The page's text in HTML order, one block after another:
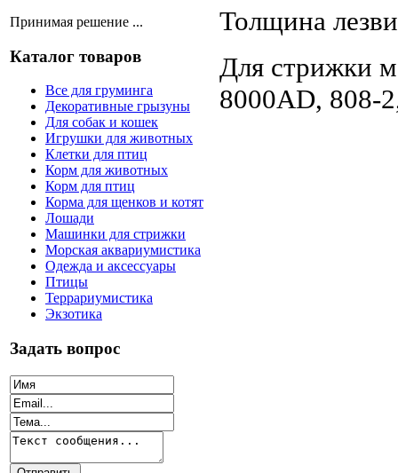
Принимая решение ...
Каталог товаров
Все для груминга
Декоративные грызуны
Для собак и кошек
Игрушки для животных
Клетки для птиц
Корм для животных
Корм для птиц
Корма для щенков и котят
Лошади
Машинки для стрижки
Морская аквариумистика
Одежда и аксессуары
Птицы
Террариумистика
Экзотика
Задать вопрос
Толщина
Для стрижки
8000AD, 808-